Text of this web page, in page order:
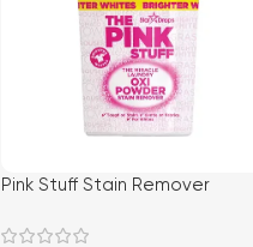
Pink Stuff Stain Remover
плямовивідник для білих речей